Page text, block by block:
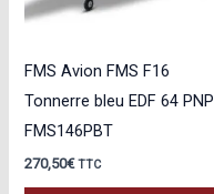
FMS Avion FMS F16
Tonnerre bleu EDF 64 PNP
FMS146PBT
270,50€ TTC